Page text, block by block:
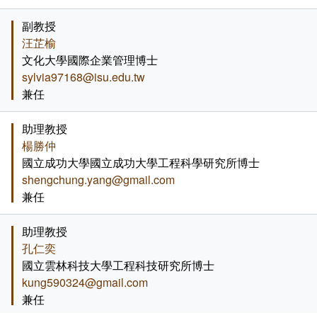
副教授
汪芷榆
文化大學國際企業管理博士
sylvia97168@isu.edu.tw
兼任
助理教授
楊勝仲
國立成功大學國立成功大學工程科學研究所博士
shengchung.yang@gmail.com
兼任
助理教授
孔仁奕
國立雲林科技大學工程科技研究所博士
kung590324@gmail.com
兼任